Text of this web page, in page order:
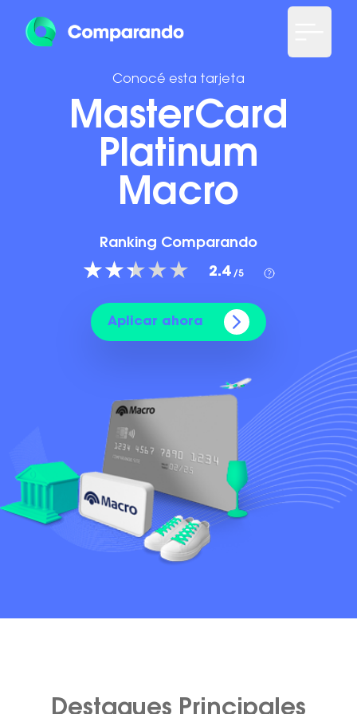
Conocé esta tarjeta
MasterCard
Platinum
Macro
Ranking Comparando
2.4 /5
Aplicar ahora
Destaques Principales